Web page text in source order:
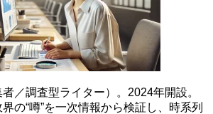
／調査型ライター）。2024年開設。
の“噂”を一次情報から検証し、時系列